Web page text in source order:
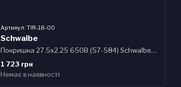
Артикул: TIR-18-00
Schwalbe
Покришка 27.5x2.25 650B (57-584) Schwalbe RACING RALPH Performance TL-Ready B/B HS490 Addix, 67EPI
1 723 грн
Немає в наявності